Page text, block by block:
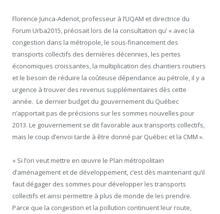
Florence Junca-Adenot, professeur à l’UQAM et directrice du
Forum Urba2015, précisait lors de la consultation qu’ « avec la
congestion dans la métropole, le sous-financement des
transports collectifs des dernières décennies, les pertes
économiques croissantes, la multiplication des chantiers routiers
et le besoin de réduire la coûteuse dépendance au pétrole, il y a
urgence à trouver des revenus supplémentaires dès cette
année. Le dernier budget du gouvernement du Québec
n’apportait pas de précisions sur les sommes nouvelles pour
2013. Le gouvernement se dit favorable aux transports collectifs,
mais le coup d’envoi tarde à être donné par Québec et la CMM ».
« Si l’on veut mettre en œuvre le Plan métropolitain
d’aménagement et de développement, c’est dès maintenant qu’il
faut dégager des sommes pour développer les transports
collectifs et ainsi permettre à plus de monde de les prendre.
Parce que la congestion et la pollution continuent leur route,